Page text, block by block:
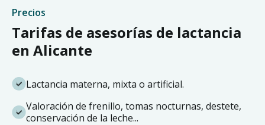
Precios
Tarifas de asesorías de lactancia
en Alicante
Lactancia materna, mixta o artificial.
Valoración de frenillo, tomas nocturnas, destete,
conservación de la leche...